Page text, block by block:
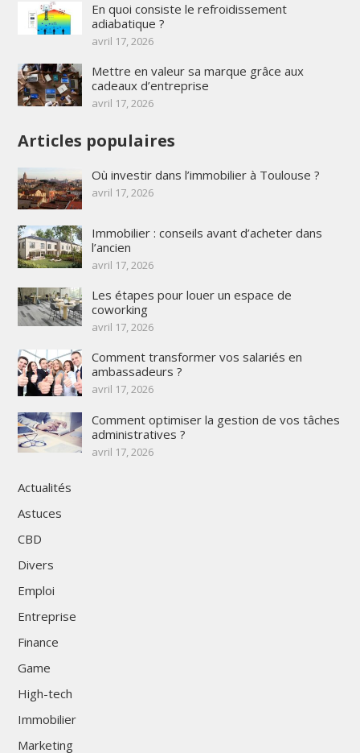
En quoi consiste le refroidissement
adiabatique ?
avril 17, 2026
Mettre en valeur sa marque grâce aux
cadeaux d’entreprise
avril 17, 2026
Articles populaires
Où investir dans l’immobilier à Toulouse ?
avril 17, 2026
Immobilier : conseils avant d’acheter dans
l’ancien
avril 17, 2026
Les étapes pour louer un espace de
coworking
avril 17, 2026
Comment transformer vos salariés en
ambassadeurs ?
avril 17, 2026
Comment optimiser la gestion de vos tâches
administratives ?
avril 17, 2026
Actualités
Astuces
CBD
Divers
Emploi
Entreprise
Finance
Game
High-tech
Immobilier
Marketing